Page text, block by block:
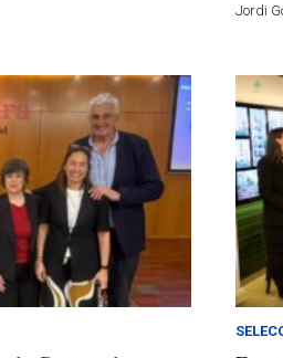
Jordi